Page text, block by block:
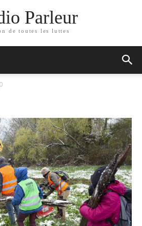
Parleur
de toutes les luttes